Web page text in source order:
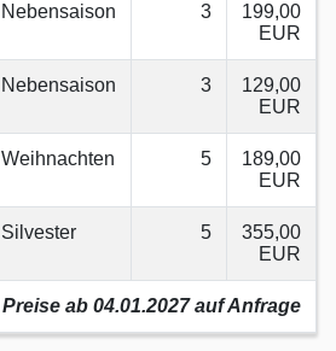
Nebensaison 3
199,00
EUR
Nebensaison 3
129,00
EUR
Weihnachten 5
189,00
EUR
Silvester 5
355,00
EUR
Preise ab 04.01.2027 auf Anfrage